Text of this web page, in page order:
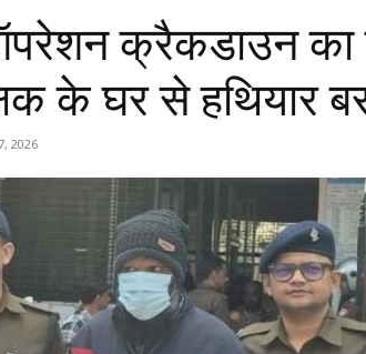
ऑपरेशन क्रैकडाउन का
के घर से हथियार
2026